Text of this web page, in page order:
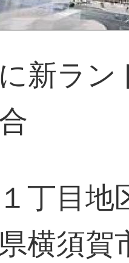
新ラン
丁目地
県横須